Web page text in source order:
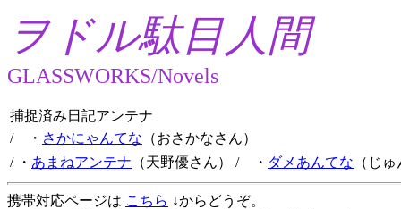
ヲドル駄目人間
GLASSWORKS/Novels
捕捉済み日記アンテナ
/ ・ さかにゃんてな （おさかなさん）
/ ・ あまねアンテナ （天野優さん） / ・ ダメあんてな （じ
携帯対応ページは こちら ↓からどうぞ。